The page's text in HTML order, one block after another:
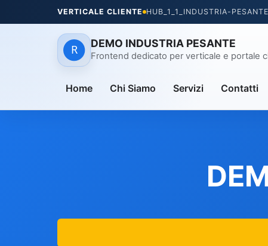
VERTICALE CLIENTE HUB_1_1_INDUSTRIA-PESANTE
DEMO INDUSTRIA PESANTE
Frontend dedicato per verticale e portale
Home Chi Siamo Servizi Contatti